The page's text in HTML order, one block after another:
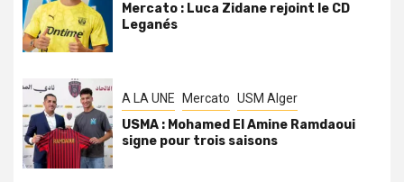
Mercato : Luca Zidane rejoint le CD
Leganés
A LA UNE Mercato USM Alger
USMA : Mohamed El Amine Ramdaoui
signe pour trois saisons